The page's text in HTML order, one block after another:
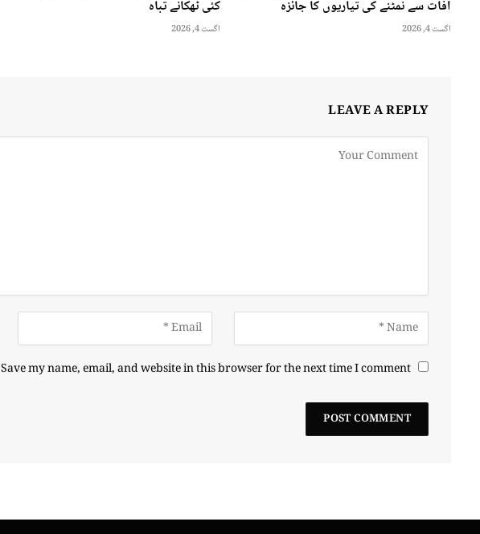
آفات سے نمٹنے کی تیاریوں کا جائزہ
اگست 4, 2026
کئی ٹھکانے تباہ
اگست 4, 2026
LEAVE A REPLY
Save my name, email, and website in this browser for the next time I comment.